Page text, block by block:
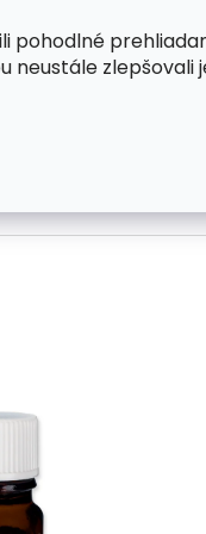
pohodlné
neustále zlepšovali
OCHRANA